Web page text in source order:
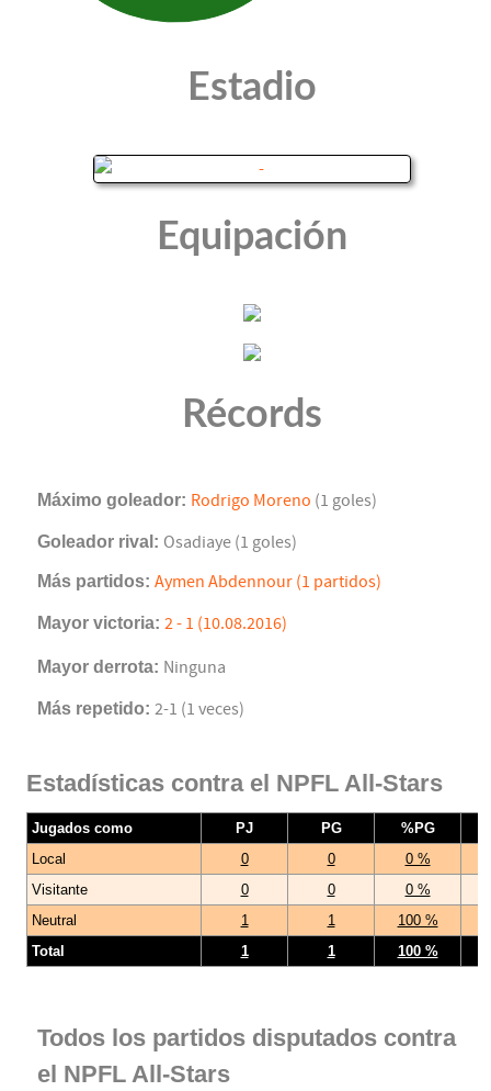
Estadio
Equipación
Récords
Máximo goleador: Rodrigo Moreno (1 goles)
Goleador rival: Osadiaye (1 goles)
Más partidos: Aymen Abdennour (1 partidos)
Mayor victoria: 2 - 1 (10.08.2016)
Mayor derrota: Ninguna
Más repetido: 2-1 (1 veces)
Estadísticas contra el NPFL All-Stars
Jugados como PJ PG
%PG
Local
0 0
0 %
Visitante
0 0
0 %
Neutral
1 1
100 %
Total
1 1 100 %
Todos los partidos disputados contra
el NPFL All-Stars